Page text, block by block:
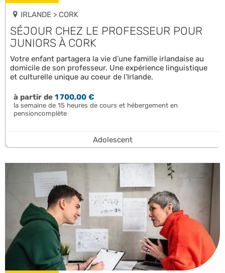
IRLANDE > CORK
SÉJOUR CHEZ LE PROFESSEUR POUR
JUNIORS À CORK
Votre enfant partagera la vie d’une famille irlandaise au
domicile de son professeur. Une expérience linguistique
et culturelle unique au coeur de l’Irlande.
à partir de1 700,00 €
la semaine de 15 heures de cours et hébergement en
pensioncomplète
Adolescent